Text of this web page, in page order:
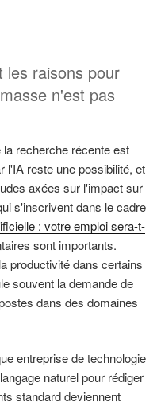
les raisons pour
n'est pas
recherche récente est
l'IA reste une possibilité, et
axées sur l'impact sur
s'inscrivent dans le cadre
: votre emploi sera-t-
sont importants.
productivité dans certains
souvent la demande de
dans des domaines
entreprise de technologie
naturel pour rédiger
standard deviennent